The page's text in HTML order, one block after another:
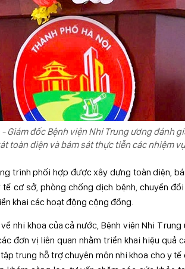
- Giám đốc Bệnh viện Nhi Trung ương đánh
toàn diện và bám sát thực tiễn các nhiệm
trình phối hợp được xây dựng toàn diện,
cơ sở, phòng chống dịch bệnh, chuyển
khai các hoạt động cộng đồng.
nhi khoa của cả nước, Bệnh viện Nhi
đơn vị liên quan nhằm triển khai hiệu quả
trung hỗ trợ chuyên môn nhi khoa cho y